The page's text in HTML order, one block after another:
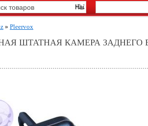
» Pleervox
ШТАТНАЯ КАМЕРА